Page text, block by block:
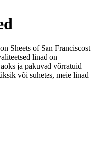
Sheets of San Franciscost
linad on
ja pakuvad võrratuid
või suhetes, meie linad